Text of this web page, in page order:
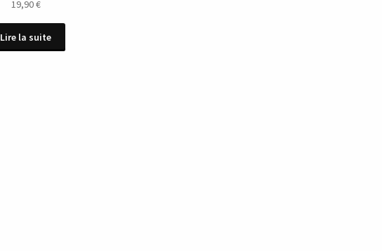
19,90€
Lire la suite